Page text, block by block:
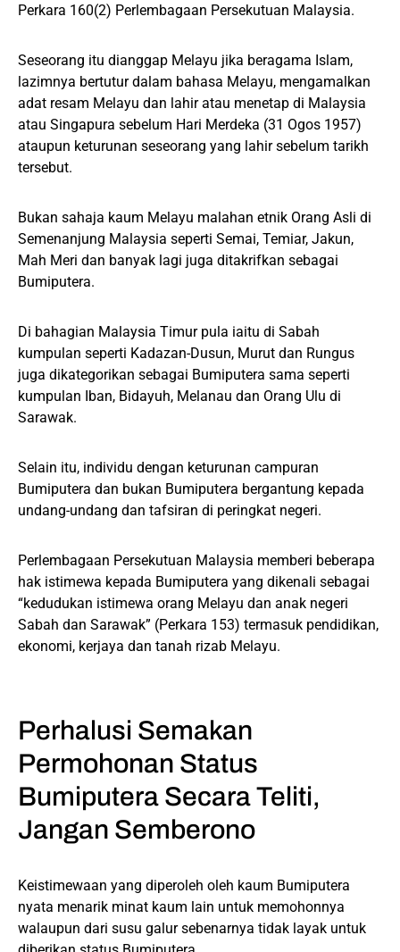
Perkara 160(2) Perlembagaan Persekutuan Malaysia.
Seseorang itu dianggap Melayu jika beragama Islam,
lazimnya bertutur dalam bahasa Melayu, mengamalkan
adat resam Melayu dan lahir atau menetap di Malaysia
atau Singapura sebelum Hari Merdeka (31 Ogos 1957)
ataupun keturunan seseorang yang lahir sebelum tarikh
tersebut.
Bukan sahaja kaum Melayu malahan etnik Orang Asli di
Semenanjung Malaysia seperti Semai, Temiar, Jakun,
Mah Meri dan banyak lagi juga ditakrifkan sebagai
Bumiputera.
Di bahagian Malaysia Timur pula iaitu di Sabah
kumpulan seperti Kadazan-Dusun, Murut dan Rungus
juga dikategorikan sebagai Bumiputera sama seperti
kumpulan Iban, Bidayuh, Melanau dan Orang Ulu di
Sarawak.
Selain itu, individu dengan keturunan campuran
Bumiputera dan bukan Bumiputera bergantung kepada
undang-undang dan tafsiran di peringkat negeri.
Perlembagaan Persekutuan Malaysia memberi beberapa
hak istimewa kepada Bumiputera yang dikenali sebagai
“kedudukan istimewa orang Melayu dan anak negeri
Sabah dan Sarawak” (Perkara 153) termasuk pendidikan,
ekonomi, kerjaya dan tanah rizab Melayu.
Perhalusi Semakan
Permohonan Status
Bumiputera Secara Teliti,
Jangan Semberono
Keistimewaan yang diperoleh oleh kaum Bumiputera
nyata menarik minat kaum lain untuk memohonnya
walaupun dari susu galur sebenarnya tidak layak untuk